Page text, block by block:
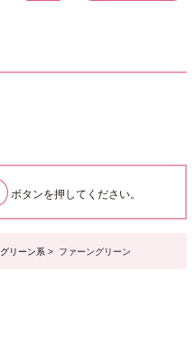
ボタンを押してください。
グリーン系 > ファーングリーン